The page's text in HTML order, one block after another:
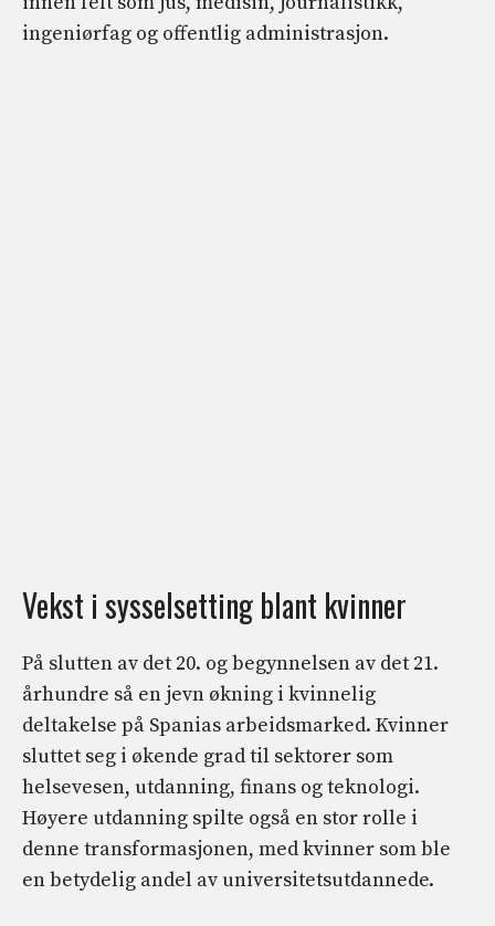
ingeniørfag og offentlig administrasjon.
Vekst i sysselsetting blant kvinner
På slutten av det 20. og begynnelsen av det 21.
århundre så en jevn økning i kvinnelig
deltakelse på Spanias arbeidsmarked. Kvinner
sluttet seg i økende grad til sektorer som
helsevesen, utdanning, finans og teknologi.
Høyere utdanning spilte også en stor rolle i
denne transformasjonen, med kvinner som ble
en betydelig andel av universitetsutdannede.